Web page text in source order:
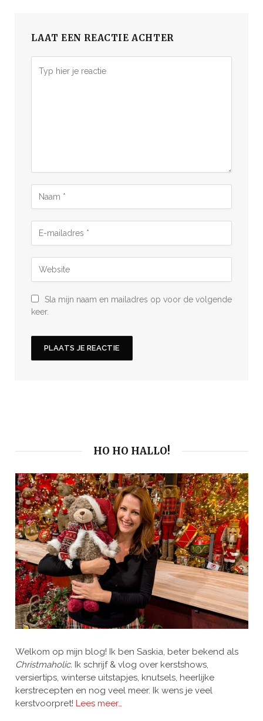
LAAT EEN REACTIE ACHTER
Sla mijn naam en mailadres op voor de volgende
keer.
HO HO HALLO!
Welkom op mijn blog! Ik ben Saskia, beter bekend als
Christmaholic. Ik schrijf & vlog over kerstshows,
versiertips, winterse uitstapjes, knutsels, heerlijke
kerstrecepten en nog veel meer. Ik wens je veel
kerstvoorpret! Lees meer…